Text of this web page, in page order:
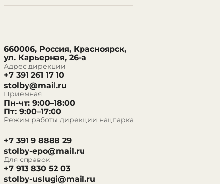
660006, Россия, Красноярск,
ул. Карьерная, 26-а
Адрес дирекции
+7 391 261 17 10
stolby@mail.ru
Приёмная
Пн-чт: 9:00–18:00
Пт: 9:00–17:00
Режим работы дирекции нацпарка
+7 391 9 8888 29
stolby-epo@mail.ru
Для справок
+7 913 830 52 03
stolby-uslugi@mail.ru